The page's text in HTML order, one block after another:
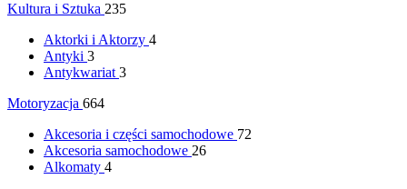
Kultura i Sztuka 235
Aktorki i Aktorzy 4
Antyki 3
Antykwariat 3
Motoryzacja 664
Akcesoria i części samochodowe 72
Akcesoria samochodowe 26
Alkomaty 4